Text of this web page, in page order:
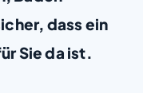
dass ein
Sie da ist.